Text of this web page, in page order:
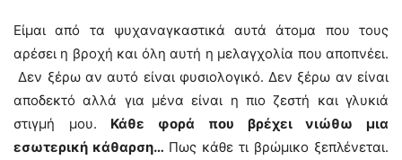
Είμαι από τα ψυχαναγκαστικά αυτά άτομα που τους
αρέσει η βροχή και όλη αυτή η μελαγχολία που αποπνέει.
Δεν ξέρω αν αυτό είναι φυσιολογικό. Δεν ξέρω αν είναι
αποδεκτό αλλά για μένα είναι η πιο ζεστή και γλυκιά
στιγμή μου. Κάθε φορά που βρέχει νιώθω μια
εσωτερική κάθαρση… Πως κάθε τι βρώμικο ξεπλένεται.